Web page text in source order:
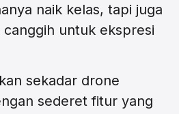
naik kelas, tapi juga
untuk ekspresi
sekadar drone
sederet fitur yang